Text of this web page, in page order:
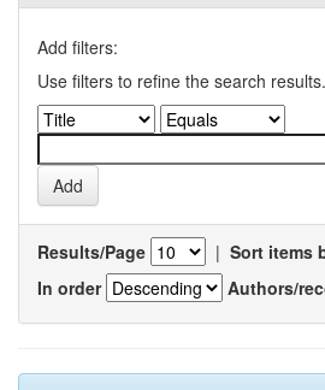
Add filters:
Use filters to refine the search results.
Results/Page | Sort items
In order
Authors/